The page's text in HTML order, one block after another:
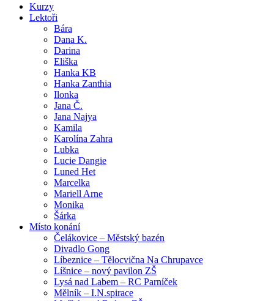
Kurzy
Lektoři
Bára
Dana K.
Darina
Eliška
Hanka KB
Hanka Zanthia
Ilonka
Jana Č.
Jana Najya
Kamila
Karolína Zahra
Lubka
Lucie Dangie
Luned Het
Marcelka
Mariell Arne
Monika
Šárka
Místo konání
Čelákovice – Městský bazén
Divadlo Gong
Líbeznice – Tělocvična Na Chrupavce
Líšnice – nový pavilon ZŠ
Lysá nad Labem – RC Parníček
Mělník – I.N.spirace